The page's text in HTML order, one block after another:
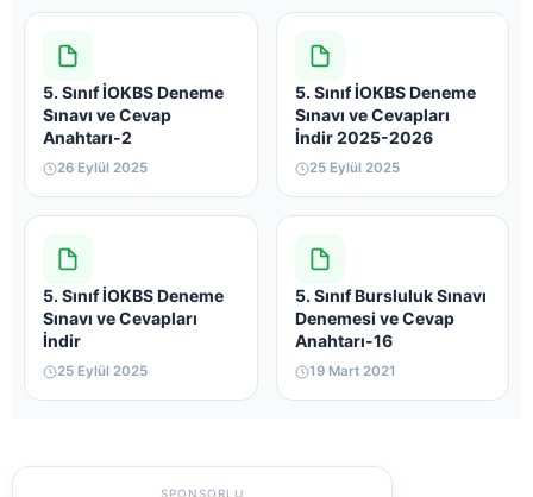
5. Sınıf İOKBS Deneme
Sınavı ve Cevap
Anahtarı-2
26 Eylül 2025
5. Sınıf İOKBS Deneme
Sınavı ve Cevapları
İndir 2025-2026
25 Eylül 2025
5. Sınıf İOKBS Deneme
Sınavı ve Cevapları
İndir
25 Eylül 2025
5. Sınıf Bursluluk Sınavı
Denemesi ve Cevap
Anahtarı-16
19 Mart 2021
SPONSORLU